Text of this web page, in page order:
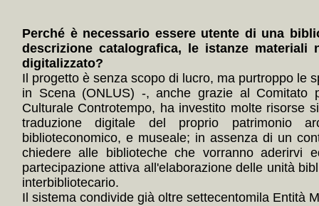
Perché è necessario essere utente di una
descrizione catalografica, le istanze
digitalizzato?
Il progetto è senza scopo di lucro, ma purtroppo le
in Scena (ONLUS) -, anche grazie al Comitato
Culturale Controtempo, ha investito molte risorse
traduzione digitale del proprio patrimonio
biblioteconomico, e museale; in assenza di un
chiedere alle biblioteche che vorranno aderirvi
partecipazione attiva all'elaborazione delle unità
interbibliotecario.
Il sistema condivide già oltre settecentomila Entità